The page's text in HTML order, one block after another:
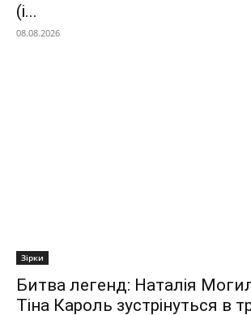
(і...
08.08.2026
Зірки
Битва легенд: Наталія
Тіна Кароль зустрінуться в